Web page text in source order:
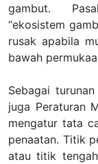
gambut.
“ekosistem
rusak apabila
bawah
Sebagai
juga Peraturan
mengatur tata
penaatan. Titik
atau titik